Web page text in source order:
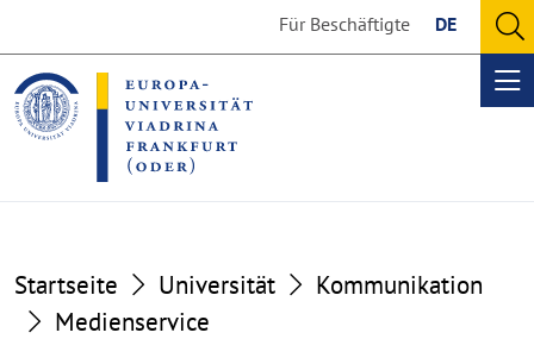
the
content
section
the
footer
section
Für Beschäftigte DE
Startseite Universität
Kommunikation
Medienservice